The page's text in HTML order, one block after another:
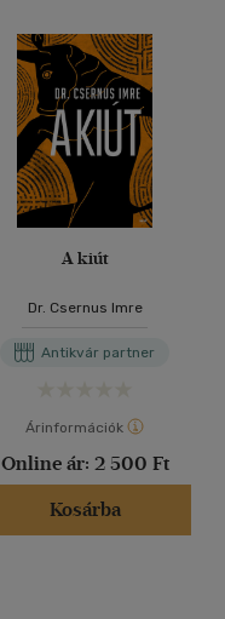
A kiút
Dr. Csernus Imre
Antikvár partner
Árinformációk
Online ár: 2 500 Ft
Kosárba